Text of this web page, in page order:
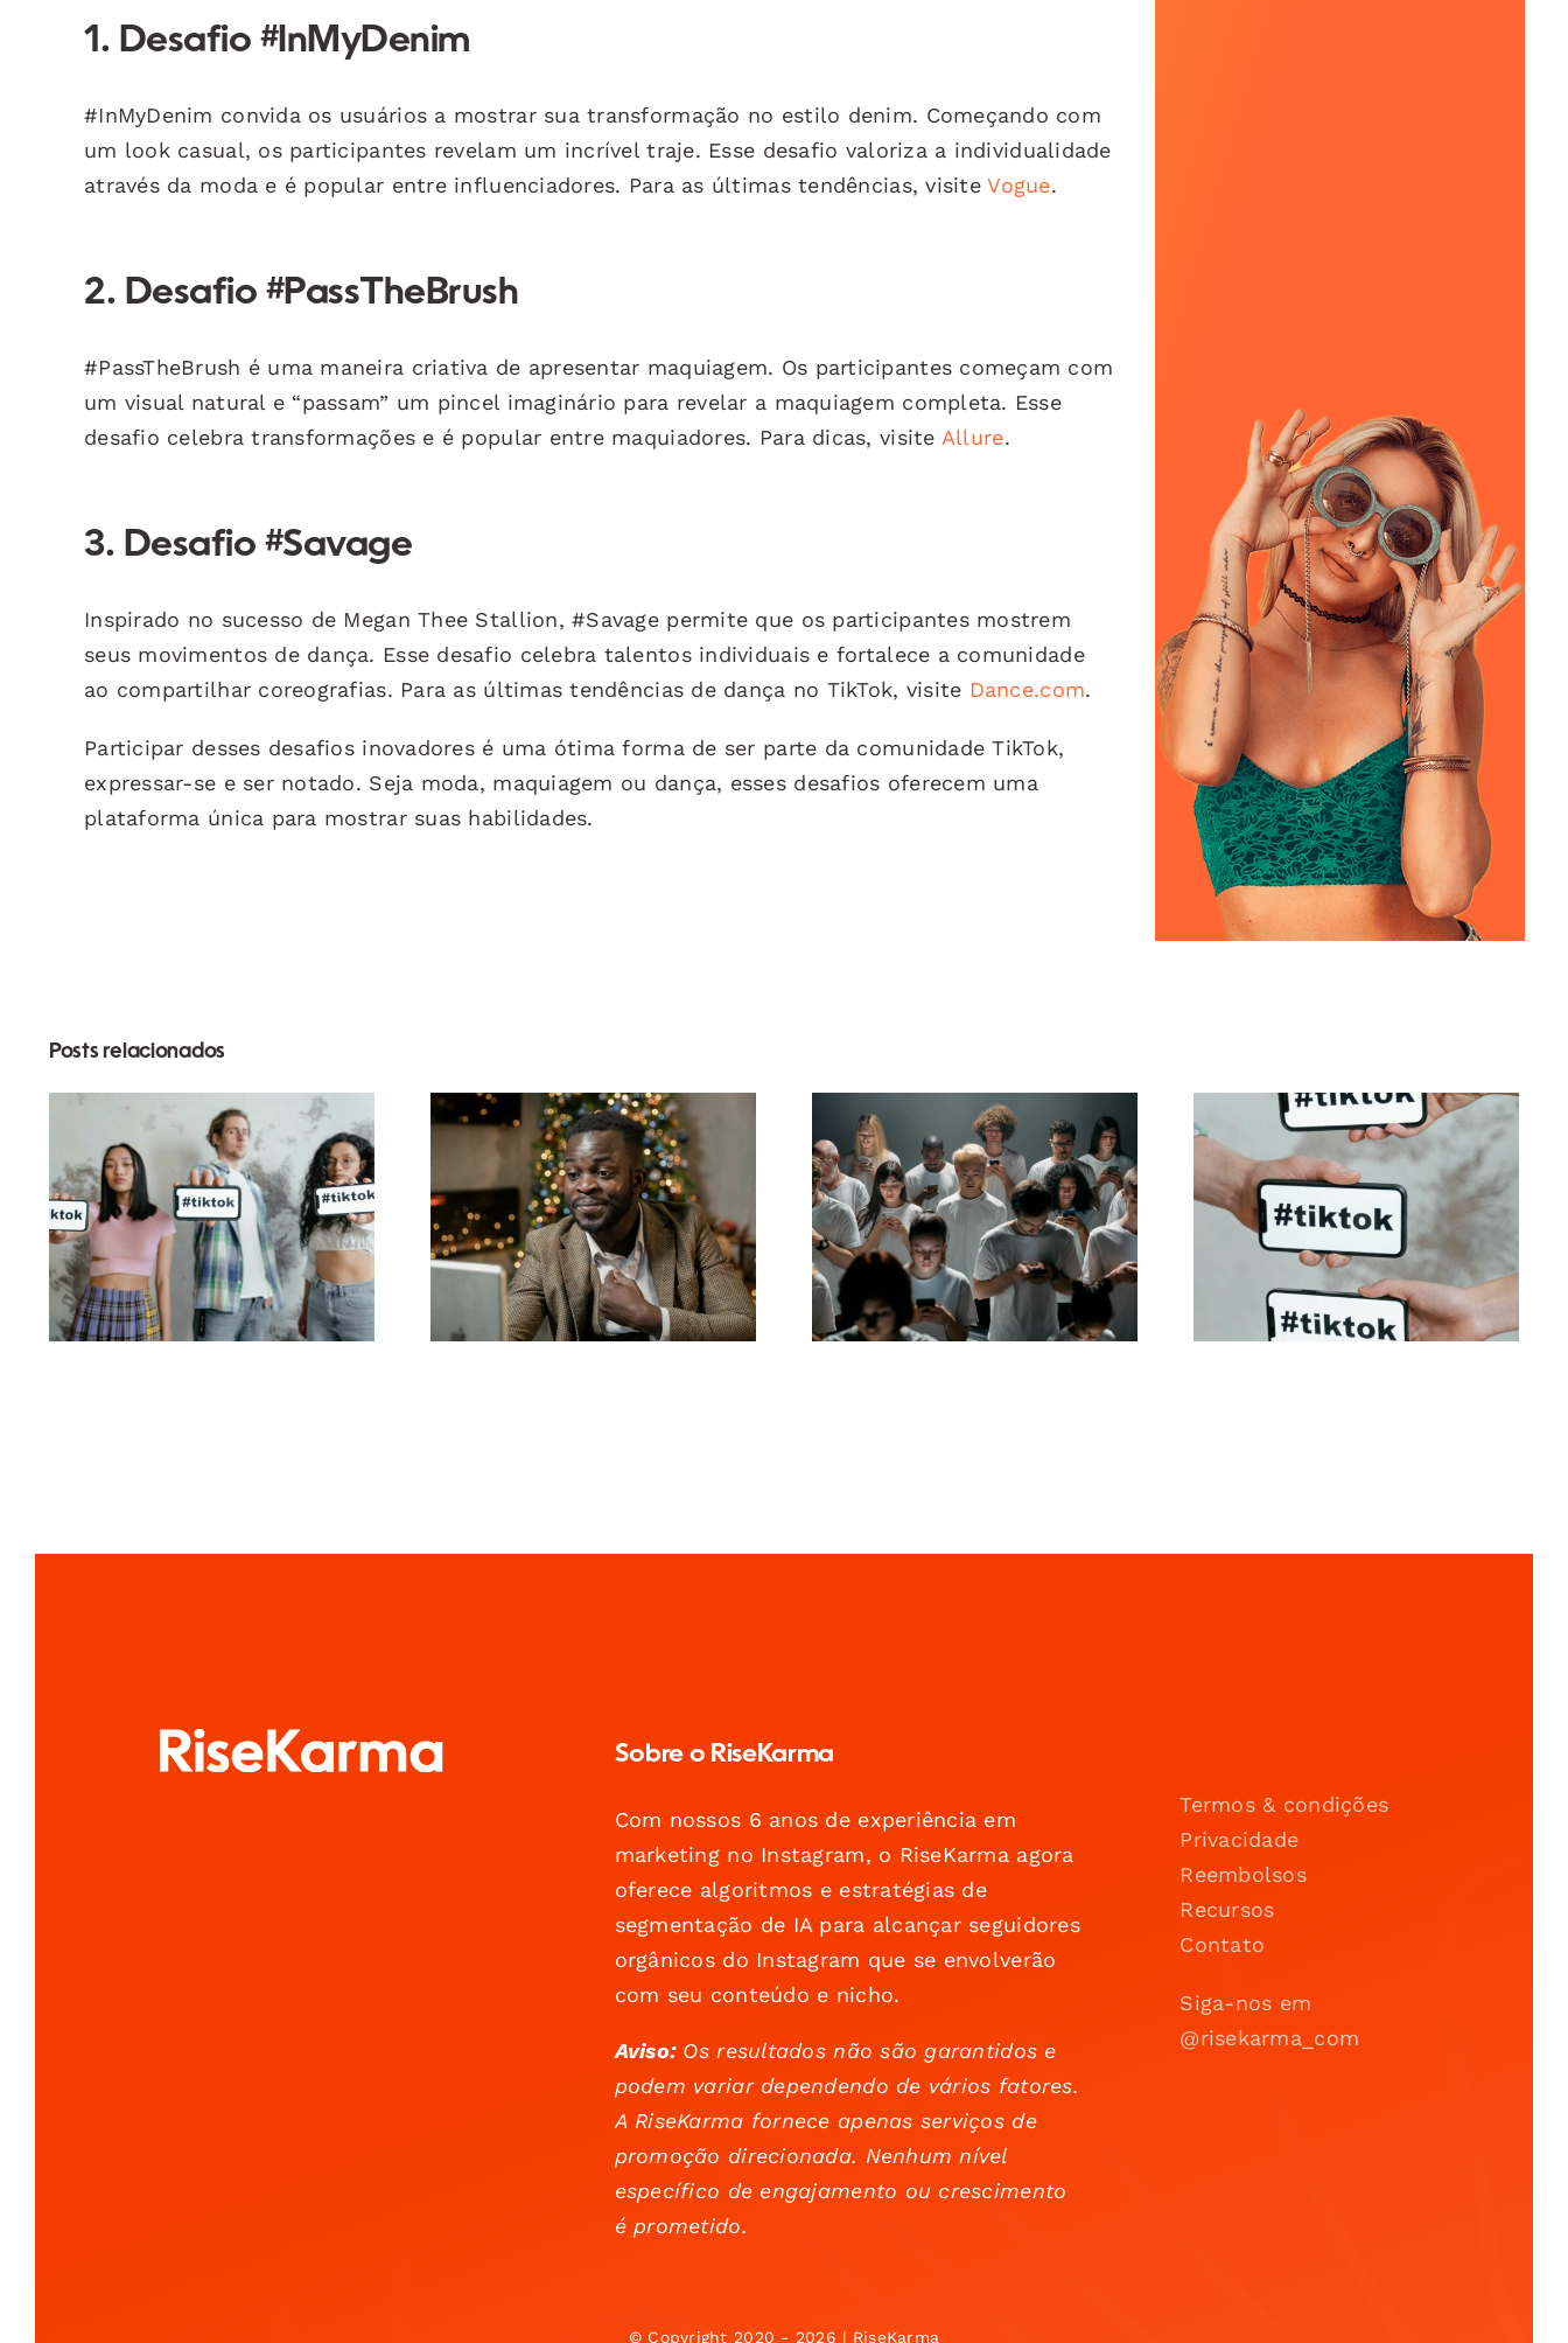
1. Desafio #InMyDenim
#InMyDenim convida os usuários a mostrar sua transformação no estilo denim. Começando com
um look casual, os participantes revelam um incrível traje. Esse desafio valoriza a individualidade
através da moda e é popular entre influenciadores. Para as últimas tendências, visiteVogue.
2. Desafio #PassTheBrush
#PassTheBrush é uma maneira criativa de apresentar maquiagem. Os participantes começam com
um visual natural e “passam” um pincel imaginário para revelar a maquiagem completa. Esse
desafio celebra transformações e é popular entre maquiadores. Para dicas, visite Allure.
3. Desafio #Savage
Inspirado no sucesso de Megan Thee Stallion, #Savage permite que os participantes mostrem
seus movimentos de dança. Esse desafio celebra talentos individuais e fortalece a comunidade
ao compartilhar coreografias. Para as últimas tendências de dança no TikTok, visite Dance.com.
Participar desses desafios inovadores é uma ótima forma de ser parte da comunidade TikTok,
expressar-se e ser notado. Seja moda, maquiagem ou dança, esses desafios oferecem uma
plataforma única para mostrar suas habilidades.
Posts relacionados
Melhores aplicativos
de edição de vídeo
para criar obras-
primas no TikTok
Como ocultar
seguidores no
LinkedIn para manter
a privacidade
Dicas para criar
anúncios incríveis no
Facebook que
convertem
Melhores
configurações de
privacidade do TikTok
em 2024
Sobre o RiseKarma
Com nossos 6 anos de experiência em
marketing no Instagram, o RiseKarma agora
oferece algoritmos e estratégias de
segmentação de IA para alcançar seguidores
orgânicos do Instagram que se envolverão
com seu conteúdo e nicho.
Aviso:Os resultados não são garantidos e
podem variar dependendo de vários fatores.
A RiseKarma fornece apenas serviços de
promoção direcionada. Nenhum nível
específico de engajamento ou crescimento
é prometido.
Termos & condições
Privacidade
Reembolsos
Recursos
Contato
Siga-nos em
@risekarma_com
© Copyright 2020 - 2026 | RiseKarma